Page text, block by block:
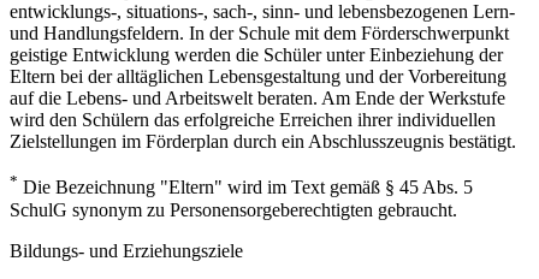
entwicklungs-, situations-, sach-, sinn- und lebensbezogenen Lern-
und Handlungsfeldern. In der Schule mit dem Förderschwerpunkt
geistige Entwicklung werden die Schüler unter Einbeziehung der
Eltern bei der alltäglichen Lebensgestaltung und der Vorbereitung
auf die Lebens- und Arbeitswelt beraten. Am Ende der Werkstufe
wird den Schülern das erfolgreiche Erreichen ihrer individuellen
Zielstellungen im Förderplan durch ein Abschlusszeugnis bestätigt.
* Die Bezeichnung "Eltern" wird im Text gemäß § 45 Abs. 5
SchulG synonym zu Personensorgeberechtigten gebraucht.
Bildungs- und Erziehungsziele